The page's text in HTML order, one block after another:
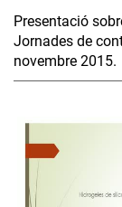
Presentació
Jornades de
novembre 2015.